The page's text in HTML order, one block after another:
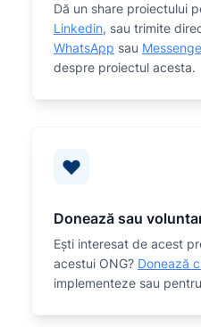
Dă un share proiectului
Linkedin, sau trimite
WhatsApp sau
despre proiectul acesta.
Donează sau
Eşti interesat de acest
acestui ONG? Donează
implementeze sau